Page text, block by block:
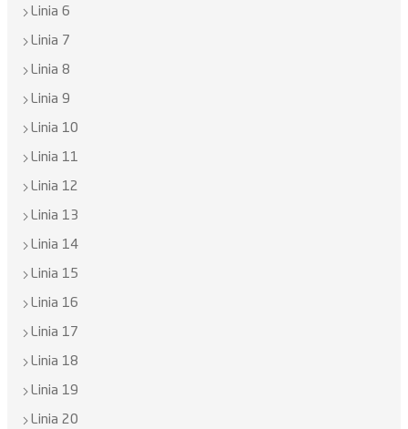
Linia 6
Linia 7
Linia 8
Linia 9
Linia 10
Linia 11
Linia 12
Linia 13
Linia 14
Linia 15
Linia 16
Linia 17
Linia 18
Linia 19
Linia 20